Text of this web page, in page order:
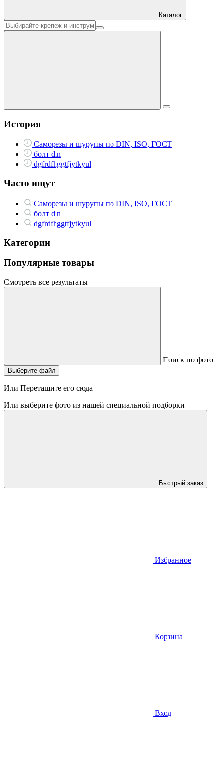
Каталог
История
Саморезы и шурупы по DIN, ISO, ГОСТ
болт din
dgfrdfhggtfjytkyul
Часто ищут
Саморезы и шурупы по DIN, ISO, ГОСТ
болт din
dgfrdfhggtfjytkyul
Категории
Популярные товары
Смотреть все результаты
Поиск по фото
Выберите файл
Или Перетащите его сюда
Или выберите фото из нашей специальной подборки
Быстрый заказ
Избранное
Корзина
Вход